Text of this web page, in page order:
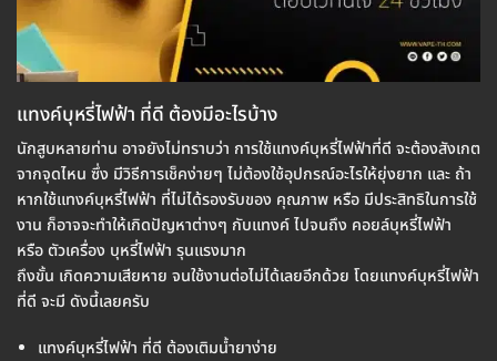
แทงค์บุหรี่ไฟฟ้า ที่ดี ต้องมีอะไรบ้าง
นักสูบหลายท่าน อาจยังไม่ทราบว่า การใช้แทงค์บุหรี่ไฟฟ้าที่ดี จะต้องสังเกต
จากจุดไหน ซึ่ง มีวิธีการเช็คง่ายๆ ไม่ต้องใช้อุปกรณ์อะไรให้ยุ่งยาก และ ถ้า
หากใช้แทงค์บุหรี่ไฟฟ้า ที่ไม่ได้รองรับของ คุณภาพ หรือ มีประสิทธิในการใช้
งาน ก็อาจจะทำให้เกิดปัญหาต่างๆ กับแทงค์ ไปจนถึง คอยล์บุหรี่ไฟฟ้า
หรือ ตัวเครื่อง บุหรี่ไฟฟ้า รุนแรงมาก
ถึงขั้น เกิดความเสียหาย จนใช้งานต่อไม่ได้เลยอีกด้วย โดยแทงค์บุหรี่ไฟฟ้า
ที่ดี จะมี ดังนี้เลยครับ
แทงค์บุหรี่ไฟฟ้า ที่ดี ต้องเติมน้ำยาง่าย